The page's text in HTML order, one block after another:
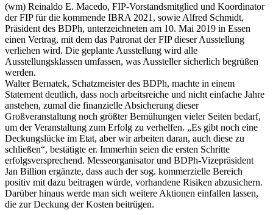
(wm) Reinaldo E. Macedo, FIP-Vorstandsmitglied und Koordinator
der FIP für die kommende IBRA 2021, sowie Alfred Schmidt,
Präsident des BDPh, unterzeichneten am 10. Mai 2019 in Essen
einen Vertrag, mit dem das Patronat der FIP dieser Ausstellung
verliehen wird. Die geplante Ausstellung wird alle
Ausstellungsklassen umfassen, was Aussteller sicherlich begrüßen
werden.
Walter Bernatek, Schatzmeister des BDPh, machte in einem
Statement deutlich, dass noch arbeitsreiche und nicht einfache Jahre
anstehen, zumal die finanzielle Absicherung dieser
Großveranstaltung noch größter Bemühungen vieler Seiten bedarf,
um der Veranstaltung zum Erfolg zu verhelfen. „Es gibt noch eine
Deckungslücke im Etat, aber wir arbeiten daran, auch diese zu
schließen“, bestätigte er. Immerhin seien die ersten Schritte
erfolgsversprechend. Messeorganisator und BDPh-Vizepräsident
Jan Billion ergänzte, dass auch der sog. kommerzielle Bereich
positiv mit dazu beitragen würde, vorhandene Risiken abzusichern.
Darüber hinaus werde man sich weitere Aktionen einfallen lassen,
die zur Deckung der Kosten beitrügen.